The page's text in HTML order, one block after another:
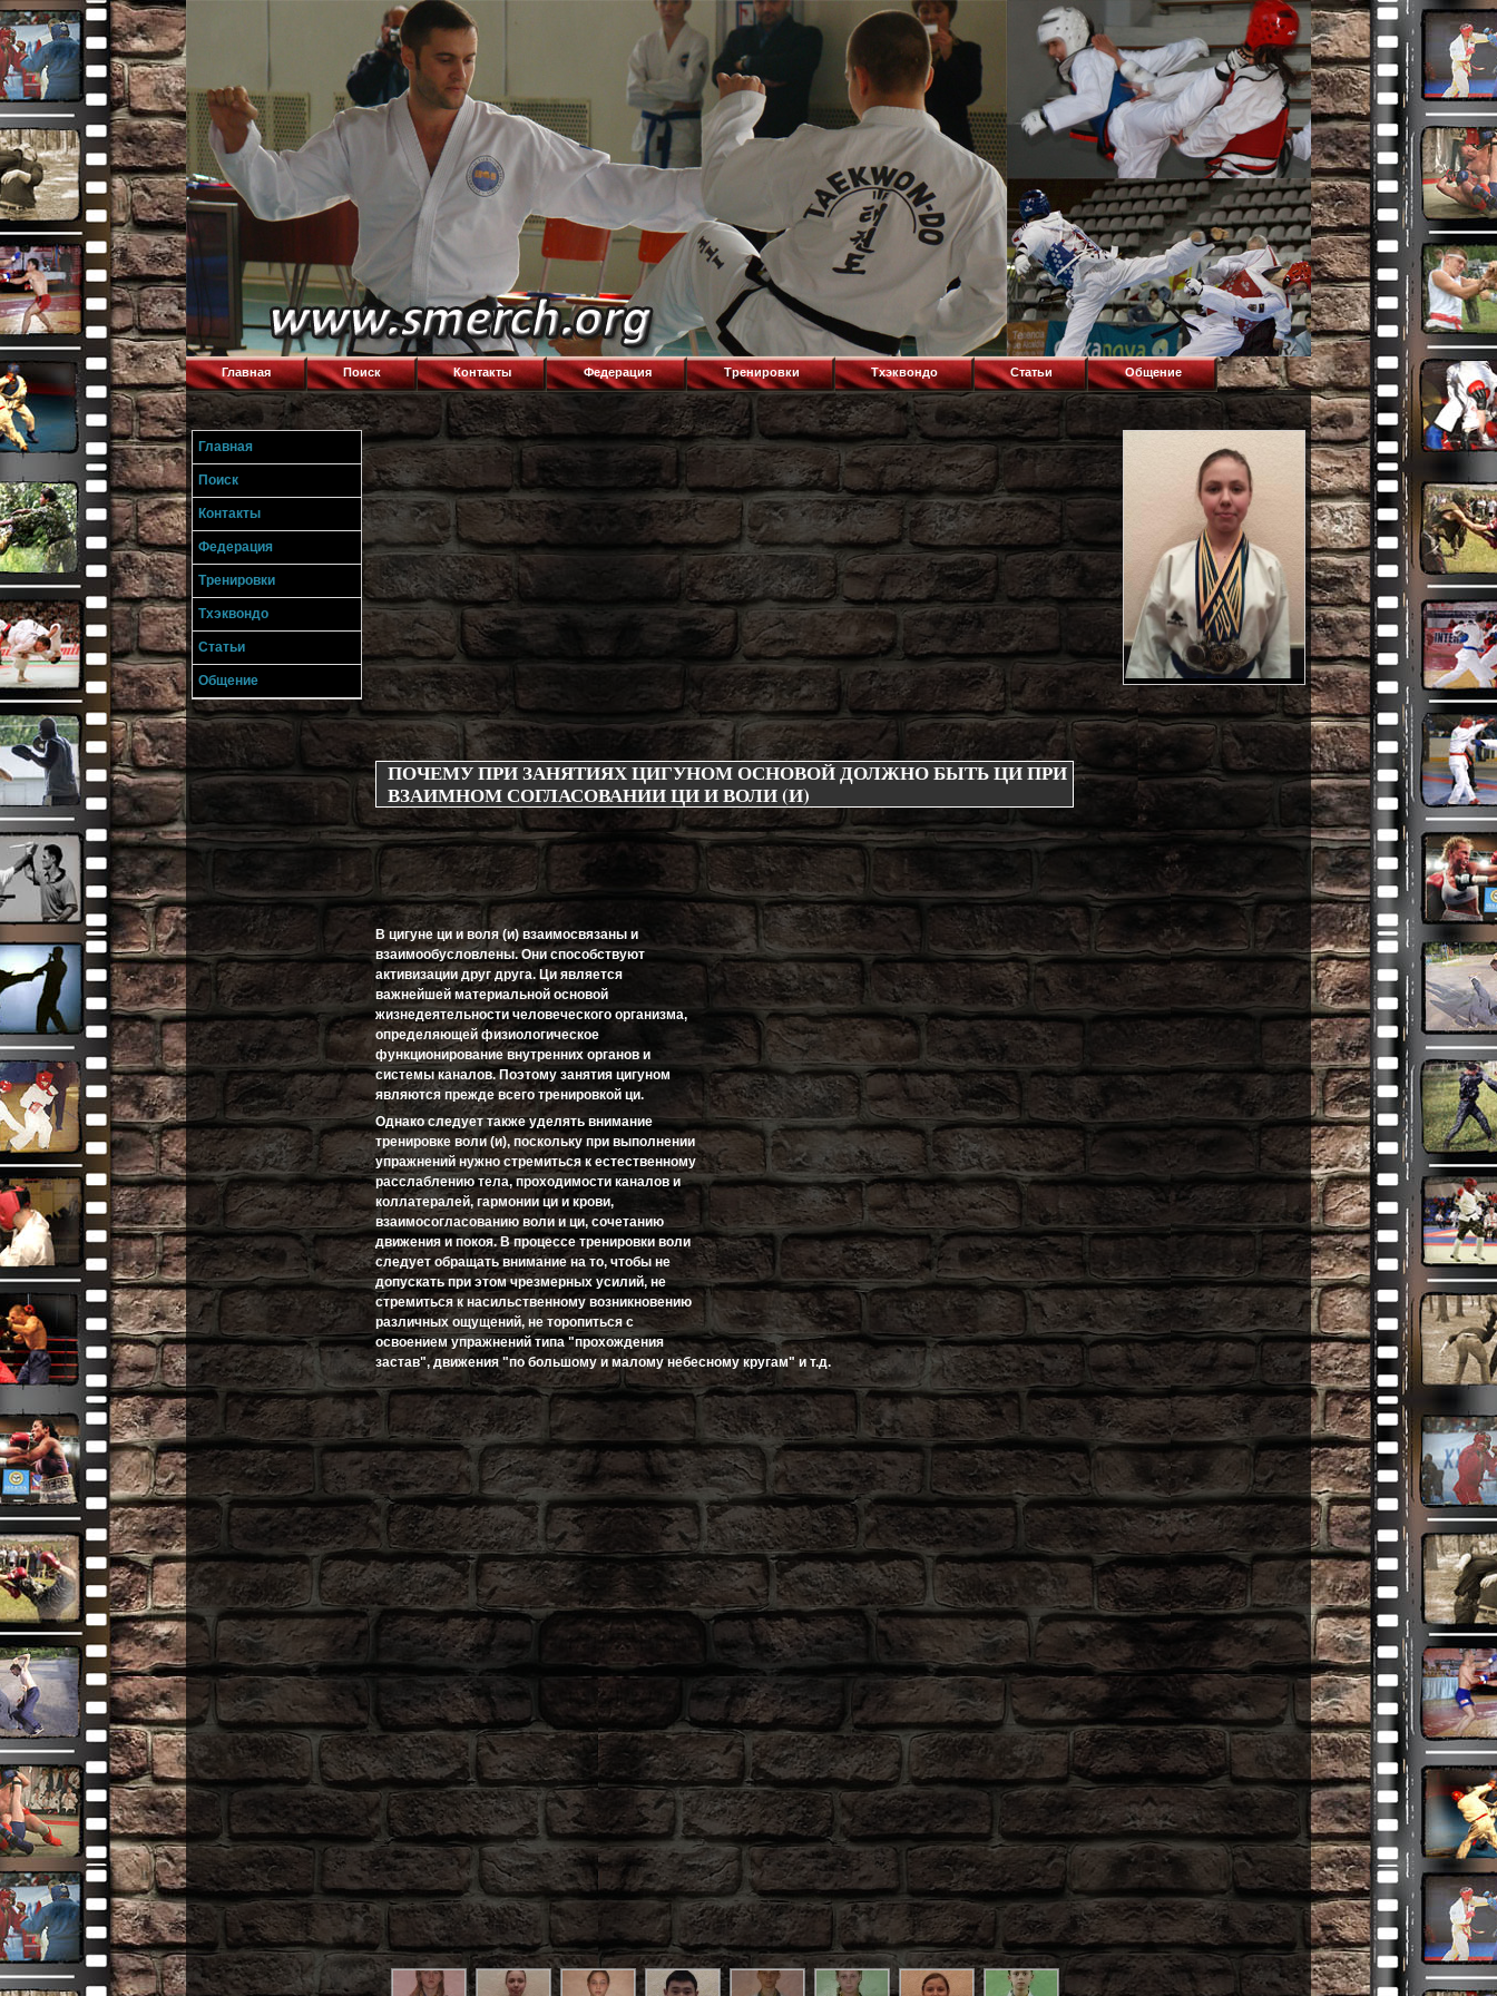
Главная Поиск Контакты Федерация Тренировки Тхэквондо Статьи Общение
ПОЧЕМУ ПРИ ЗАНЯТИЯХ ЦИГУНОМ ОСНОВОЙ ДОЛЖНО БЫТЬ ЦИ ПРИ
ВЗАИМНОМ СОГЛАСОВАНИИ ЦИ И ВОЛИ (И)
В цигуне ци и воля (и) взаимосвязаны и
взаимообусловлены. Они способствуют
активизации друг друга. Ци является
важнейшей материальной основой
жизнедеятельности человеческого организма,
определяющей физиологическое
функционирование внутренних органов и
системы каналов. Поэтому занятия цигуном
являются прежде всего тренировкой ци.
Однако следует также уделять внимание
тренировке воли (и), поскольку при выполнении
упражнений нужно стремиться к естественному
расслаблению тела, проходимости каналов и
коллатералей, гармонии ци и крови,
взаимосогласованию воли и ци, сочетанию
движения и покоя. В процессе тренировки воли
следует обращать внимание на то, чтобы не
допускать при этом чрезмерных усилий, не
стремиться к насильственному возникновению
различных ощущений, не торопиться с
освоением упражнений типа "прохождения
застав", движения "по большому и малому небесному кругам" и т.д.
Главная
Поиск
Контакты
Федерация
Тренировки
Тхэквондо
Статьи
Общение